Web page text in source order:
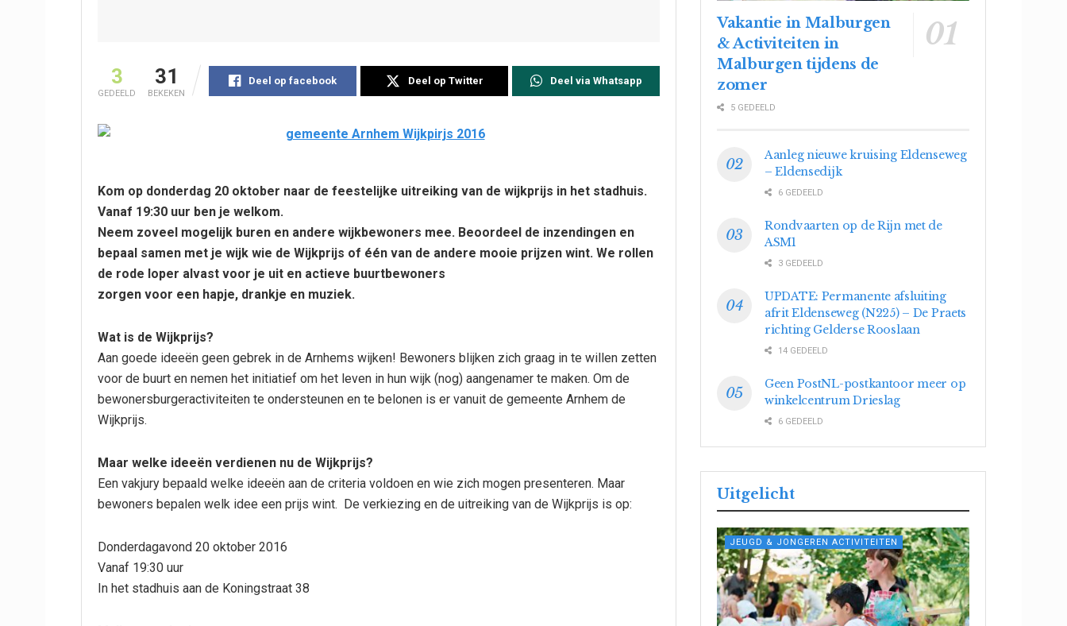
3
GEDEELD
31
BEKEKEN
Deel op facebook Deel op Twitter Deel via Whatsapp
Kom op donderdag 20 oktober naar de feestelijke uitreiking van de wijkprijs in het stadhuis.
Vanaf 19:30 uur ben je welkom.
Neem zoveel mogelijk buren en andere wijkbewoners mee. Beoordeel de inzendingen en
bepaal samen met je wijk wie de Wijkprijs of één van de andere mooie prijzen wint. We rollen
de rode loper alvast voor je uit en actieve buurtbewoners
zorgen voor een hapje, drankje en muziek.
Wat is de Wijkprijs?
Aan goede ideeën geen gebrek in de Arnhems wijken! Bewoners blijken zich graag in te willen zetten
voor de buurt en nemen het initiatief om het leven in hun wijk (nog) aangenamer te maken. Om de
bewonersburgeractiviteiten te ondersteunen en te belonen is er vanuit de gemeente Arnhem de
Wijkprijs.
Maar welke ideeën verdienen nu de Wijkprijs?
Een vakjury bepaald welke ideeën aan de criteria voldoen en wie zich mogen presenteren. Maar
bewoners bepalen welk idee een prijs wint. De verkiezing en de uitreiking van de Wijkprijs is op:
Donderdagavond 20 oktober 2016
Vanaf 19:30 uur
In het stadhuis aan de Koningstraat 38
Vakantie in Malburgen
& Activiteiten in
Malburgen tijdens de
zomer
5 GEDEELD
Aanleg nieuwe kruising Eldenseweg
– Eldensedijk
6 GEDEELD
Rondvaarten op de Rijn met de
ASM1
3 GEDEELD
UPDATE: Permanente afsluiting
afrit Eldenseweg (N225) – De Praets
richting Gelderse Rooslaan
14 GEDEELD
Geen PostNL-postkantoor meer op
winkelcentrum Drieslag
6 GEDEELD
Uitgelicht
JEUGD & JONGEREN ACTIVITEITEN